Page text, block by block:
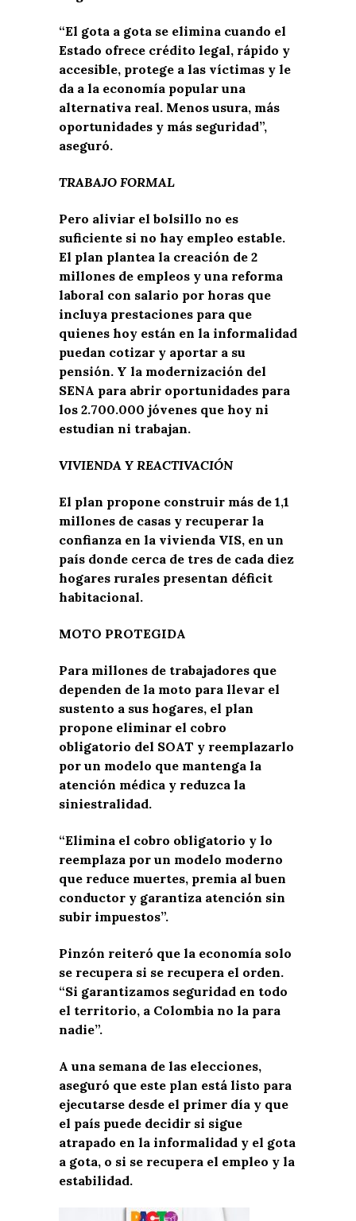
“El gota a gota se elimina cuando el
Estado ofrece crédito legal, rápido y
accesible, protege a las víctimas y le
da a la economía popular una
alternativa real. Menos usura, más
oportunidades y más seguridad”,
aseguró.
TRABAJO FORMAL
Pero aliviar el bolsillo no es
suficiente si no hay empleo estable.
El plan plantea la creación de 2
millones de empleos y una reforma
laboral con salario por horas que
incluya prestaciones para que
quienes hoy están en la informalidad
puedan cotizar y aportar a su
pensión. Y la modernización del
SENA para abrir oportunidades para
los 2.700.000 jóvenes que hoy ni
estudian ni trabajan.
VIVIENDA Y REACTIVACIÓN
El plan propone construir más de 1,1
millones de casas y recuperar la
confianza en la vivienda VIS, en un
país donde cerca de tres de cada diez
hogares rurales presentan déficit
habitacional.
MOTO PROTEGIDA
Para millones de trabajadores que
dependen de la moto para llevar el
sustento a sus hogares, el plan
propone eliminar el cobro
obligatorio del SOAT y reemplazarlo
por un modelo que mantenga la
atención médica y reduzca la
siniestralidad.
“Elimina el cobro obligatorio y lo
reemplaza por un modelo moderno
que reduce muertes, premia al buen
conductor y garantiza atención sin
subir impuestos”.
Pinzón reiteró que la economía solo
se recupera si se recupera el orden.
“Si garantizamos seguridad en todo
el territorio, a Colombia no la para
nadie”.
A una semana de las elecciones,
aseguró que este plan está listo para
ejecutarse desde el primer día y que
el país puede decidir si sigue
atrapado en la informalidad y el gota
a gota, o si se recupera el empleo y la
estabilidad.